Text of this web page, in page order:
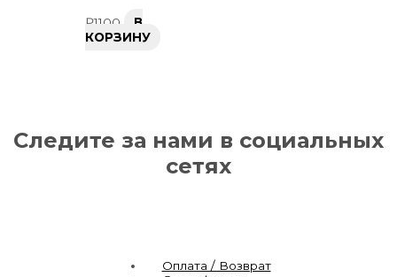
₽1100
В
КОРЗИНУ
Следите за нами в социальных
сетях
Оплата / Возврат